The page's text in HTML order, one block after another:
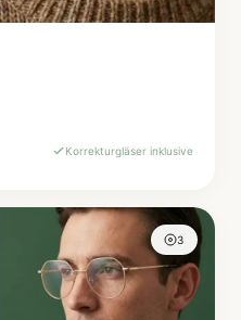
Korrekturgläser inklusive
3